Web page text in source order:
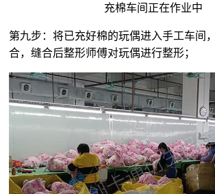
充棉车间正在作业中
第九步：将已充好棉的玩偶进入手工车间
合，缝合后整形师傅对玩偶进行整形；